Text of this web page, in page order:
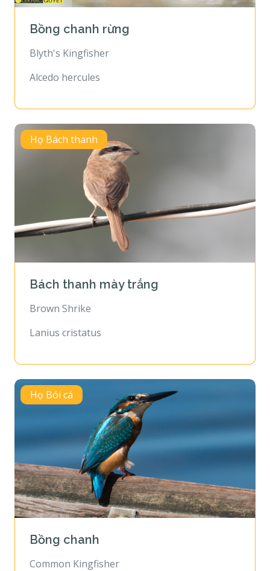
Bồng chanh rừng
Blyth's Kingfisher
Alcedo hercules
Họ Bách thanh
Bách thanh mày trắng
Brown Shrike
Lanius cristatus
Họ Bói cá
Bồng chanh
Common Kingfisher